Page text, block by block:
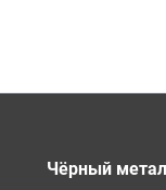
Чёрный